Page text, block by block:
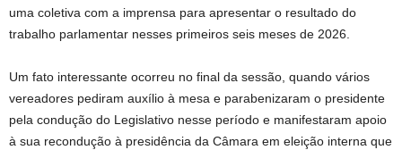
uma coletiva com a imprensa para apresentar o resultado do
trabalho parlamentar nesses primeiros seis meses de 2026.
Um fato interessante ocorreu no final da sessão, quando vários
vereadores pediram auxílio à mesa e parabenizaram o presidente
pela condução do Legislativo nesse período e manifestaram apoio
à sua recondução à presidência da Câmara em eleição interna que